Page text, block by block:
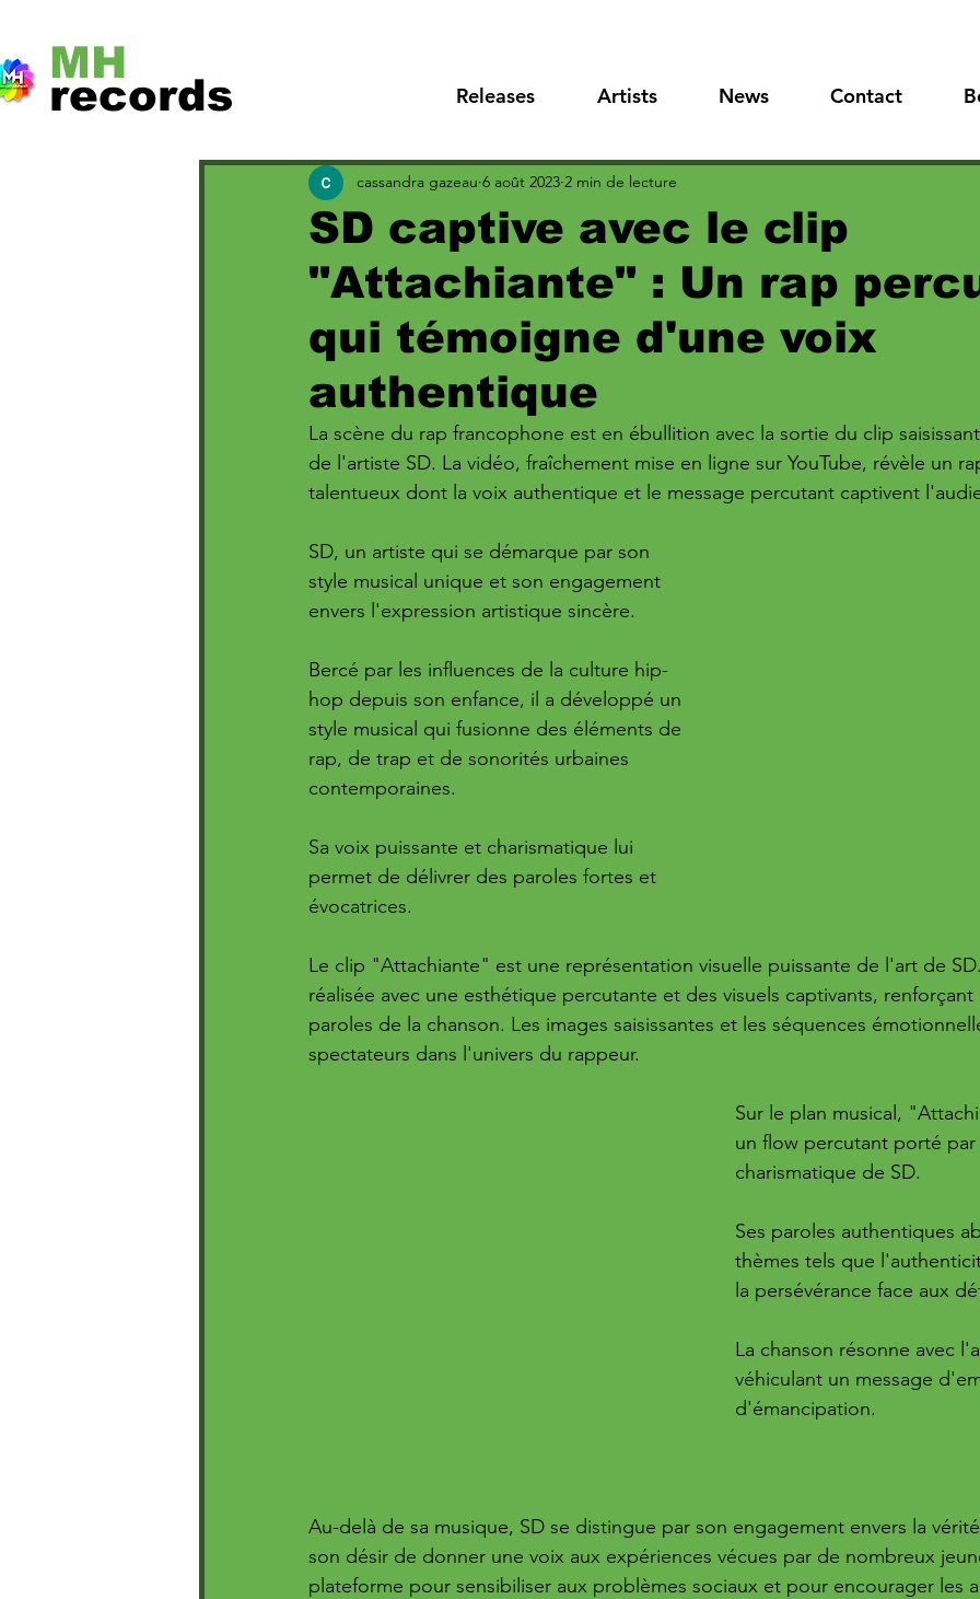
MH
records Releases Artists News Contact
SD captive avec le clip
"Attachiante" : Un rap
qui témoigne d'une voix
authentique
cassandra gazeau 6 août 2023 2 min de lecture
La scène du rap francophone est en ébullition avec la sortie du clip
de l'artiste SD. La vidéo, fraîchement mise en ligne sur YouTube, révèle un
talentueux dont la voix authentique et le message percutant captivent
SD, un artiste qui se démarque par son
style musical unique et son engagement
envers l'expression artistique sincère.
Bercé par les influences de la culture hip-
hop depuis son enfance, il a développé un
style musical qui fusionne des éléments de
rap, de trap et de sonorités urbaines
contemporaines.
Sa voix puissante et charismatique lui
permet de délivrer des paroles fortes et
évocatrices.
Le clip "Attachiante" est une représentation visuelle puissante de l'art de
réalisée avec une esthétique percutante et des visuels captivants,
paroles de la chanson. Les images saisissantes et les séquences
spectateurs dans l'univers du rappeur.
Sur le plan musical,
un flow percutant porté par
charismatique de SD.
Ses paroles authentiques
thèmes tels que
la persévérance face aux
La chanson résonne avec
véhiculant un message
d'émancipation.
Au-delà de sa musique, SD se distingue par son engagement envers la
son désir de donner une voix aux expériences vécues par de nombreux
plateforme pour sensibiliser aux problèmes sociaux et pour encourager les